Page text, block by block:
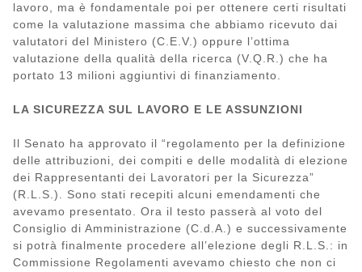
lavoro, ma è fondamentale poi per ottenere certi risultati
come la valutazione massima che abbiamo ricevuto dai
valutatori del Ministero (C.E.V.) oppure l’ottima
valutazione della qualità della ricerca (V.Q.R.) che ha
portato 13 milioni aggiuntivi di finanziamento.
LA SICUREZZA SUL LAVORO E LE ASSUNZIONI
Il Senato ha approvato il “regolamento per la definizione
delle attribuzioni, dei compiti e delle modalità di elezione
dei Rappresentanti dei Lavoratori per la Sicurezza”
(R.L.S.). Sono stati recepiti alcuni emendamenti che
avevamo presentato. Ora il testo passerà al voto del
Consiglio di Amministrazione (C.d.A.) e successivamente
si potrà finalmente procedere all’elezione degli R.L.S.: in
Commissione Regolamenti avevamo chiesto che non ci